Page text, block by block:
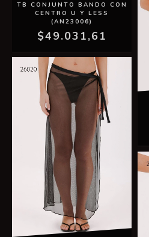
TB CONJUNTO BANDO CON
CENTRO U Y LESS
(AN23006)
$49.031,61